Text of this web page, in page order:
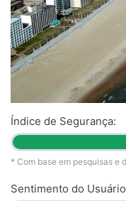
Índice de Segurança:
* Com base em pesquisas e
Sentimento do